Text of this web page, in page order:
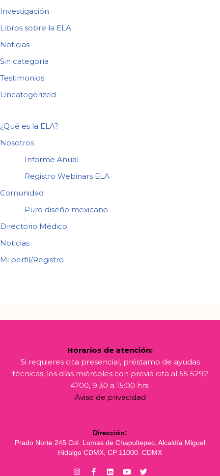
Investigación
Libros sobre la ELA
Noticias
Sin categoría
Testimonios
Uncategorized
¿Qué es la ELA?
Nosotros
Informe Anual
Registro Webinars ELA
Comunidad
Puro diseño mexicano
Directorio Médico
Noticias
Mi perfil/Registro
Horarios de atención:
Si requieres cita presencial, préstamo de ayudas
técnicas, los días miércoles con previa cita al 55 5292
4700, 9:30 a 15:00 hrs.
Aviso de privacidad
Dirección:
Prado Norte 245 Col. Lomas de Chapultepec, Alcaldía Miguel
Hidalgo CDMX, CP 11000. CDMX